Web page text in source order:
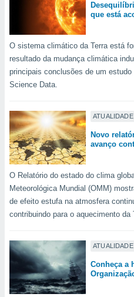
de
ou aceder
num
para
utilizar
criar
medir
da
medir o
dos
que está
O sistema climático da Terra está
resultado da mudança climática
principais conclusões de um
Science Data.
ATUALIDADE
Novo
avanço
O Relatório do estado do clima
Meteorológica Mundial (OMM)
de efeito estufa na atmosfera
contribuindo para o aquecimento da
ATUALIDADE
Conheça a